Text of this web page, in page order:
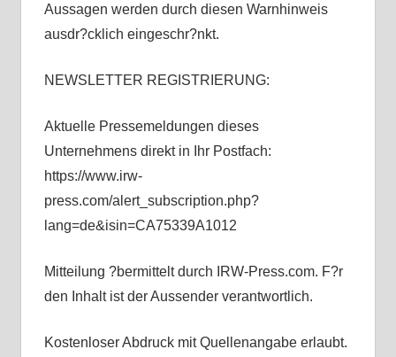
Aussagen werden durch diesen Warnhinweis
ausdr?cklich eingeschr?nkt.
NEWSLETTER REGISTRIERUNG:
Aktuelle Pressemeldungen dieses
Unternehmens direkt in Ihr Postfach:
https://www.irw-
press.com/alert_subscription.php?
lang=de&isin=CA75339A1012
Mitteilung ?bermittelt durch IRW-Press.com. F?r
den Inhalt ist der Aussender verantwortlich.
Kostenloser Abdruck mit Quellenangabe erlaubt.